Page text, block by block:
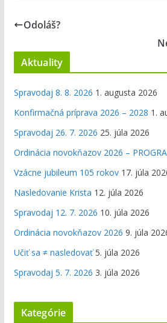
Odoláš?
Aktuality
Spravodaj 8. 8. 2026 1. augusta 2026
Konfirmačná príprava 2026 – 2028 1.
Spravodaj 26. 7. 2026 25. júla 2026
Ordinácia novokňazov 2026 –
Vzácne jubileum 105 rokov 17. júla
Nasledovanie Krista 12. júla 2026
Spravodaj 12. 7. 2026 10. júla 2026
Ordinácia novokňazov 2026 9. júla
Učiť sa ≠ nasledovať 5. júla 2026
Spravodaj 5. 7. 2026 3. júla 2026
Kategórie